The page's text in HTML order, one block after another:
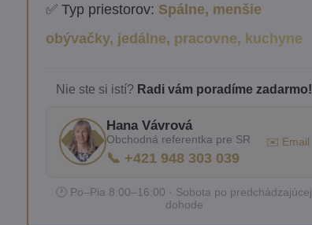
✅ Typ priestorov: Spálne, menšie
obývačky, jedálne, pracovne, kuchyne
Nie ste si istí? Radi vám poradíme zadarmo!
Hana Vávrová
Obchodná referentka pre SR
📞 +421 948 303 039
✉️ Email
🕐 Po–Pia 8:00–16:00 · Sobota po predchádzajúcej
dohode